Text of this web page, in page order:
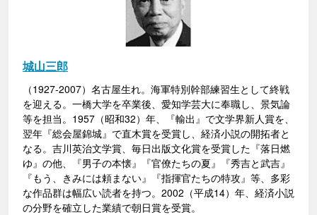
城山三郎
（1927-2007）名古屋生れ。海軍特別幹部練習生として終戦
を迎える。一橋大学を卒業後、愛知学芸大に奉職し、景気論
等を担当。1957（昭和32）年、『輸出』で文学界新人賞を、
翌年『総会屋錦城』で直木賞を受賞し、経済小説の開拓者と
なる。吉川英治文学賞、毎日出版文化賞を受賞した『落日燃
ゆ』の他、『男子の本懐』『官僚たちの夏』『秀吉と武吉』
『もう、きみには頼まない』『指揮官たちの特攻』等、多彩
な作品群は幅広い読者を持つ。2002（平成14）年、経済小説
の分野を確立した業績で朝日賞を受賞。